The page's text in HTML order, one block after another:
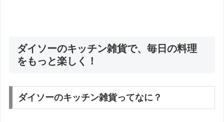
ダイソーのキッチン雑貨で、毎日の料理
をもっと楽しく！
ダイソーのキッチン雑貨ってなに？